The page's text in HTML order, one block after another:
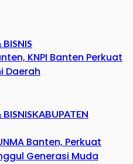
KNPI Banten Perkuat
Daerah
KABUPATEN
Banten, Perkuat
Generasi Muda